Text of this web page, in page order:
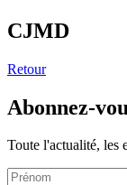
CJMD
Retour
Abonnez-
Toute l'actualité, les